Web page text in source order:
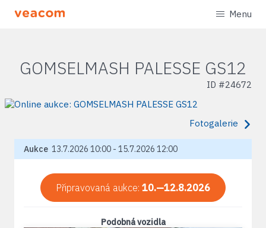
Menu
GOMSELMASH PALESSE GS12
ID #24672
Fotogalerie
Aukce 13.7.2026 10:00 - 15.7.2026 12:00
Připravovaná aukce: 10.—12.8.2026
Podobná vozidla